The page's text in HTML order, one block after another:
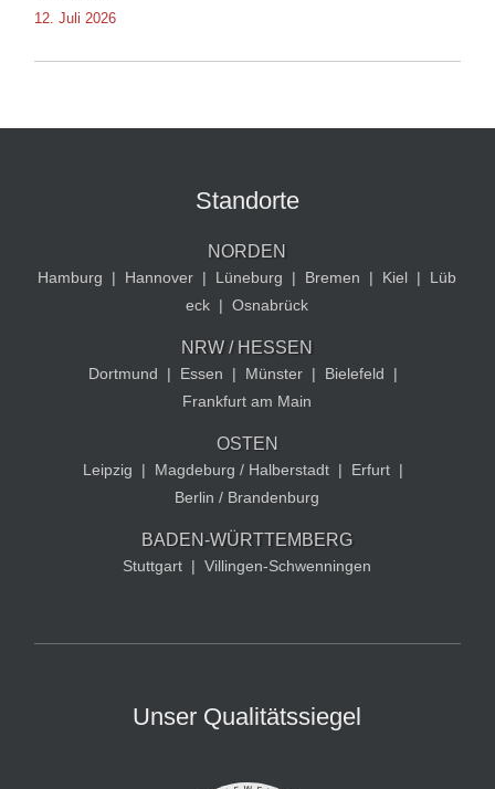
12. Juli 2026
Standorte
NORDEN
Hamburg | Hannover | Lüneburg | Bremen | Kiel |
Lüb
eck | Osnabrück
NRW / HESSEN
Dortmund | Essen | Münster | Bielefeld
|
Frankfurt am Main
OSTEN
Leipzig | Magdeburg / Halberstadt | Erfurt |
Berlin / Brandenburg
BADEN-WÜRTTEMBERG
Stuttgart | Villingen-Schwenningen
Unser Qualitätssiegel